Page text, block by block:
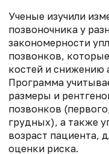
Ученые изучили
позвоночника у
закономерности
позвонков,
костей и снижению
Программа учиты
размеры и
позвонков
грудных), а также
возраст пациента,
оценки риска.